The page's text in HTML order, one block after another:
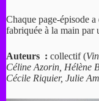
Chaque page-épisode
fabriquée à la main par
Auteurs : collectif (
Céline Azorin, Hélène
Cécile Riquier, Julie